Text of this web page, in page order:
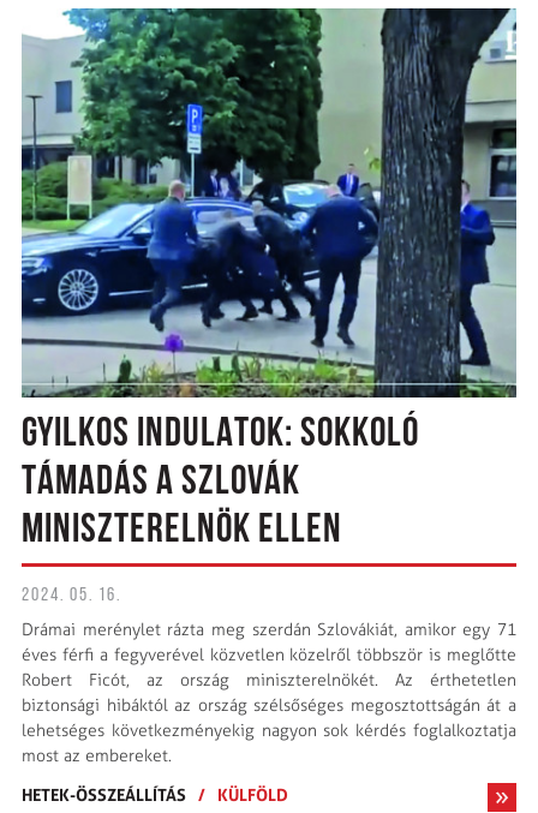
GYILKOS INDULATOK: SOKKOLÓ
TÁMADÁS A SZLOVÁK
MINISZTERELNÖK ELLEN
2024. 05. 16.
Drámai merénylet rázta meg szerdán Szlovákiát, amikor egy 71
éves férfi a fegyverével közvetlen közelről többször is meglőtte
Robert Ficót, az ország miniszterelnökét. Az érthetetlen
biztonsági hibáktól az ország szélsőséges megosztottságán át a
lehetséges következményekig nagyon sok kérdés foglalkoztatja
most az embereket.
HETEK-ÖSSZEÁLLÍTÁS / KÜLFÖLD